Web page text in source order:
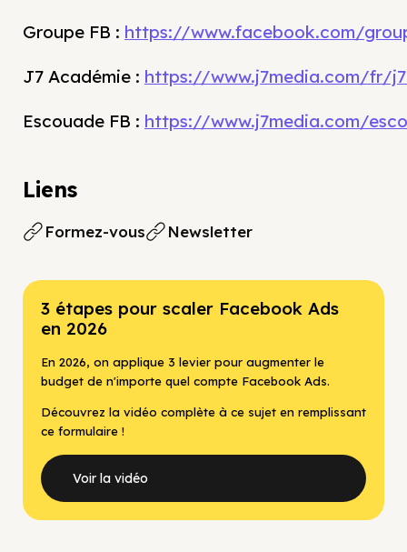
Groupe FB : https://www.facebook.com/
J7 Académie : https://www.j7media.com/fr/
Escouade FB : https://www.j7media.com/
Liens
Formez-vous Newsletter
3 étapes pour scaler Facebook Ads
en 2026
En 2026, on applique 3 levier pour augmenter le
budget de n'importe quel compte Facebook Ads.
Découvrez la vidéo complète à ce sujet en remplissant
ce formulaire !
Voir la vidéo